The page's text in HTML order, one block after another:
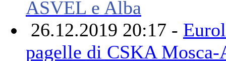
ASVEL e Alba
26.12.2019 20:17 -
pagelle di CSKA